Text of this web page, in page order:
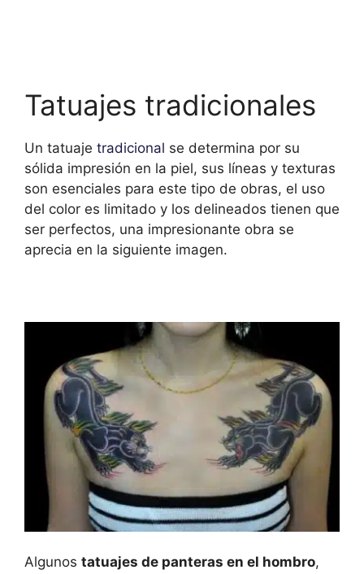
Tatuajes tradicionales
Un tatuaje tradicional se determina por su
sólida impresión en la piel, sus líneas y texturas
son esenciales para este tipo de obras, el uso
del color es limitado y los delineados tienen que
ser perfectos, una impresionante obra se
aprecia en la siguiente imagen.
Algunos tatuajes de panteras en el hombro,